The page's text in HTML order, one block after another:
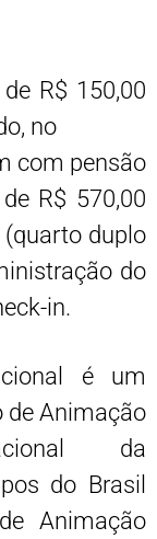
R$ 150,00
no
com pensão
R$ 570,00
(quarto duplo
do
in.
é um
de Animação
da
do Brasil
Animação